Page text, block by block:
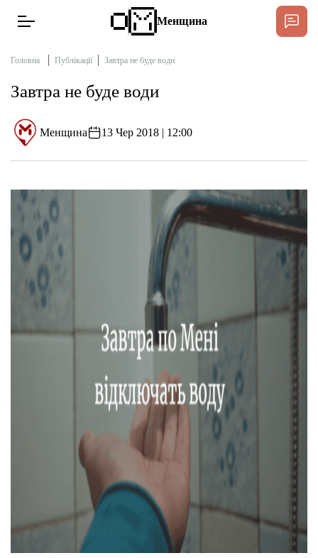
Тексти
Публікації
Про нас
Бюджет
Рекламні прайси
Підтримати «місцевих»
Редакційна політика
Менщина
Головна Публікації Завтра не буде води
Завтра не буде води
Менщина 13 Чер 2018 | 12:00